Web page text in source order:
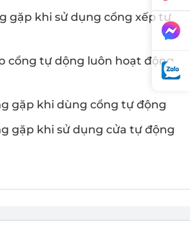
gặp khi sử dụng cổng xếp tự
cổng tự dộng luôn hoạt động
gặp khi dùng cổng tự động
gặp khi sử dụng cửa tự động